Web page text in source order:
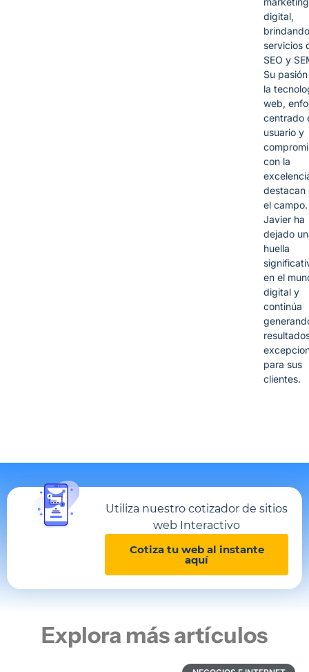
digital,
brindando
servicios
SEO y
Su
la
web,
centrado
usuario y
con la
destacan
el campo.
Javier ha
dejado
huella
en el
digital y
continúa
para sus
clientes.
Utiliza nuestro cotizador de sitios
web Interactivo
Cotiza tu web al instante
aquí
Explora más artículos